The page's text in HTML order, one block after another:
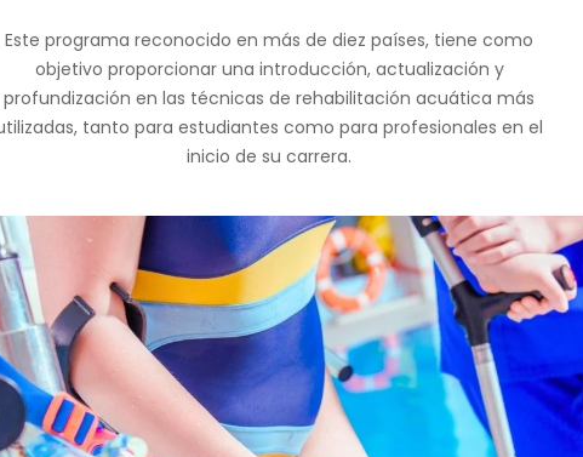
Este programa reconocido en más de diez países, tiene como
objetivo proporcionar una introducción, actualización y
profundización en las técnicas de rehabilitación acuática más
tanto para estudiantes como para profesionales en el
inicio de su carrera.